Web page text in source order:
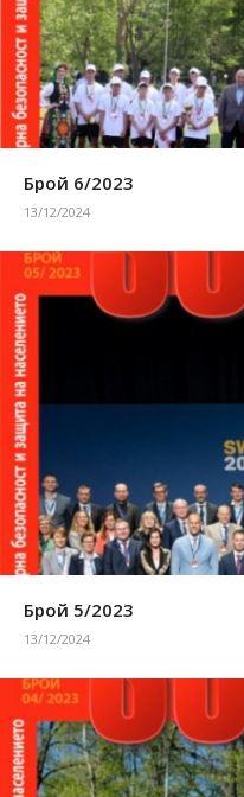
Брой 6/2023
13/12/2024
Брой 5/2023
13/12/2024